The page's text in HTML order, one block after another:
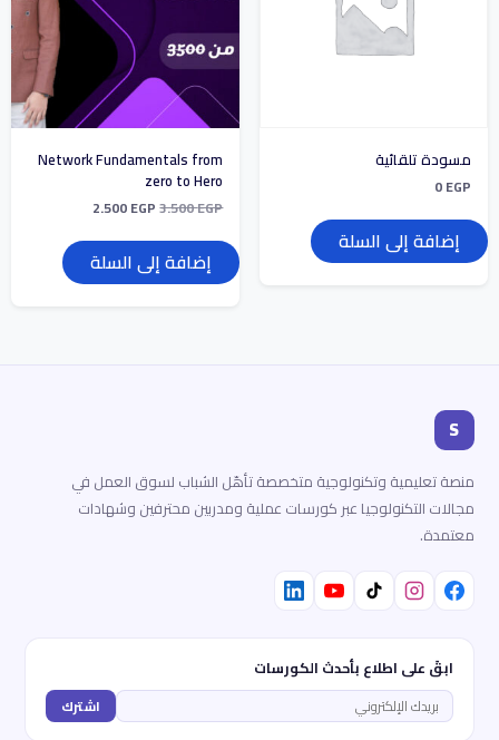
مسودة تلقائية
0EGP
إضافة إلى السلة
Network Fundamentals from
zero to Hero
3.500EGP
2.500EGP
إضافة إلى السلة
S
منصة تعليمية وتكنولوجية متخصصة تأهّل الشباب لسوق العمل في
مجالات التكنولوجيا عبر كورسات عملية ومدربين محترفين وشهادات
معتمدة.
ابقَ على اطلاع بأحدث الكورسات
اشترك